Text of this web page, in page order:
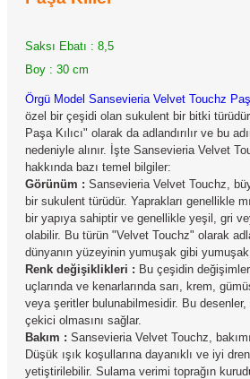
Saksı Ebatı : 8,5
Boy : 30 cm
Örgü Model Sansevieria Velvet Touchz
özel bir çeşidi olan sukulent bir bitki
Paşa Kılıcı" olarak da adlandırılır ve bu
nedeniyle alınır. İşte Sansevieria Velvet
hakkında bazı temel bilgiler:
Görünüm : Sansevieria Velvet Touchz,
bir sukulent türüdür. Yaprakları genellikle
bir yapıya sahiptir ve genellikle yeşil, gri
olabilir. Bu türün "Velvet Touchz" olarak
dünyanın yüzeyinin yumuşak gibi
Renk değişiklikleri : Bu çeşidin
uçlarında ve kenarlarında sarı, krem,
veya şeritler bulunabilmesidir. Bu
çekici olmasını sağlar.
Bakım : Sansevieria Velvet Touchz,
Düşük ışık koşullarına dayanıklı ve iyi
yetiştirilebilir. Sulama verimi toprağın